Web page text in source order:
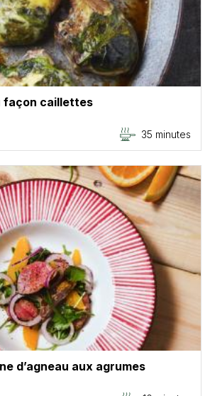
façon caillettes
35 minutes
d’agneau aux agrumes